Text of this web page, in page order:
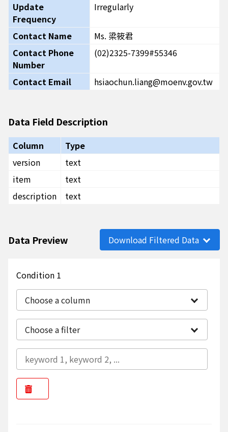
Update
Frequency
Irregularly
Contact Name
Ms. 梁筱君
Contact Phone
Number
(02)2325-7399#55346
Contact Email hsiaochun.liang@moenv.gov.tw
Data Field Description
Column
Type
version
text
item
text
description
text
Data Preview Download Filtered Data
Condition 1
Choose a column
Choose a filter